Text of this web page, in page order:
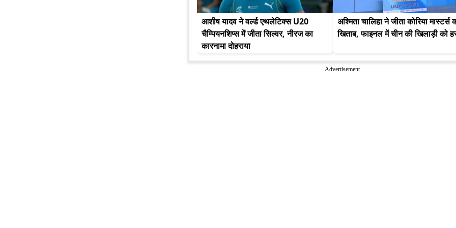
आशीष यादव ने वर्ल्ड एथलेटिक्स U20
चैम्पियनशिप्स में जीता सिल्वर, नीरज का
कारनामा दोहराया
अश्मिता चालिहा ने जीता कोरिया मास्टर्स
खिताब, फाइनल में चीन की खिलाड़ी को
Advertisement